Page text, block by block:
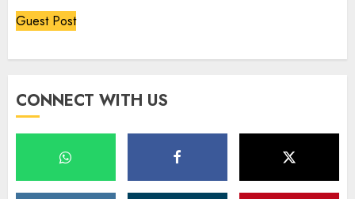
Guest Post
CONNECT WITH US